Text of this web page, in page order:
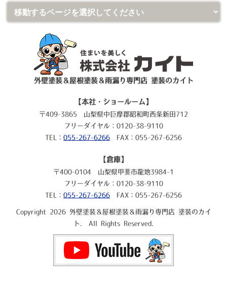
外壁塗装＆屋根塗装＆雨漏り専門店 塗装のカイト
【本社・ショールーム】
〒409-3865 山梨県中巨摩郡昭和町西条新田712
フリーダイヤル：0120-38-9110
TEL： 055-267-6266 FAX：055-267-6256
【倉庫】
〒400-0104 山梨県甲斐市龍地3984-1
フリーダイヤル：0120-38-9110
TEL： 055-267-6266 FAX：055-267-6256
Copyright 2026 外壁塗装＆屋根塗装＆雨漏り専門店 塗装のカイ
ト. All Rights Reserved.